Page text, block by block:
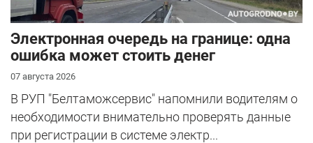
Электронная очередь на границе: одна
ошибка может стоить денег
07 августа 2026
В РУП "Белтаможсервис" напомнили водителям о
необходимости внимательно проверять данные
при регистрации в системе электр...